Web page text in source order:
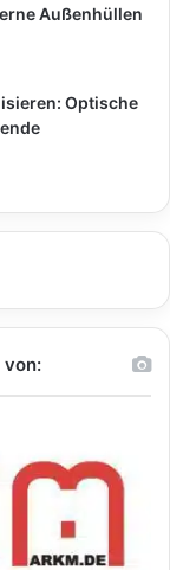
Außenhüllen
Optische
von: